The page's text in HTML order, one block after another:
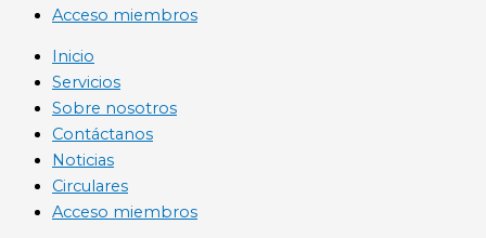
Acceso miembros
Inicio
Servicios
Sobre nosotros
Contáctanos
Noticias
Circulares
Acceso miembros